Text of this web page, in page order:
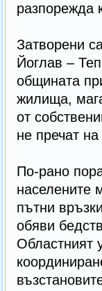
разпорежда
Затворени
Йоглав –
общината
жилища,
от
не пречат
По-рано
населените
пътни
обяви
Областният